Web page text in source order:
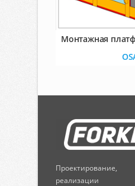
Монтажная
реализации